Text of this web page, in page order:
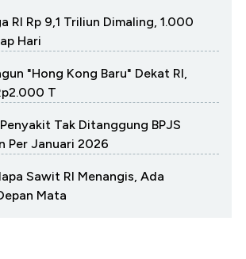
RI Rp 9,1 Triliun Dimaling, 1.000
Hari
"Hong Kong Baru" Dekat RI,
T
Tak Ditanggung BPJS
Per Januari 2026
Sawit RI Menangis, Ada
Mata